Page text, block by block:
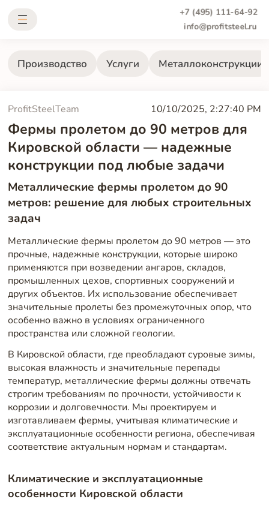
+7 (495) 111-64-92
info@profitsteel.ru
Производство Услуги Металлоконструкции
ProfitSteelTeam 10/10/2025, 2:27:40 PM
Фермы пролетом до 90 метров для
Кировской области — надежные
конструкции под любые задачи
Металлические фермы пролетом до 90
метров: решение для любых строительных
задач
Металлические фермы пролетом до 90 метров — это
прочные, надежные конструкции, которые широко
применяются при возведении ангаров, складов,
промышленных цехов, спортивных сооружений и
других объектов. Их использование обеспечивает
значительные пролеты без промежуточных опор, что
особенно важно в условиях ограниченного
пространства или сложной геологии.
В Кировской области, где преобладают суровые зимы,
высокая влажность и значительные перепады
температур, металлические фермы должны отвечать
строгим требованиям по прочности, устойчивости к
коррозии и долговечности. Мы проектируем и
изготавливаем фермы, учитывая климатические и
эксплуатационные особенности региона, обеспечивая
соответствие актуальным нормам и стандартам.
Климатические и эксплуатационные
особенности Кировской области